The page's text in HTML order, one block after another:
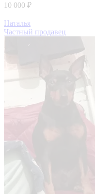
10 000 ₽
Наталья
Частный продавец